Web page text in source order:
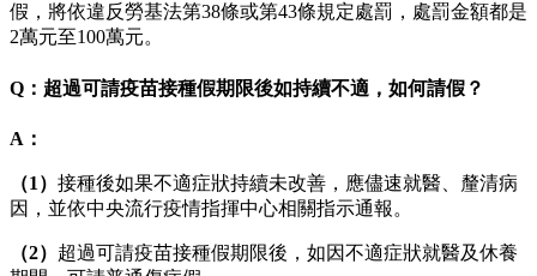
假，將依違反勞基法第38條或第43條規定處罰，處罰金額都是
2萬元至100萬元。
Q：超過可請疫苗接種假期限後如持續不適，如何請假？
A：
（1） 接種後如果不適症狀持續未改善，應儘速就醫、釐清病
因，並依中央流行疫情指揮中心相關指示通報。
（2） 超過可請疫苗接種假期限後，如因不適症狀就醫及休養